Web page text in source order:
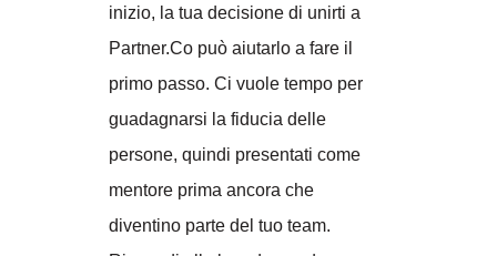
inizio, la tua decisione di unirti a
Partner.Co può aiutarlo a fare il
primo passo. Ci vuole tempo per
guadagnarsi la fiducia delle
persone, quindi presentati come
mentore prima ancora che
diventino parte del tuo team.